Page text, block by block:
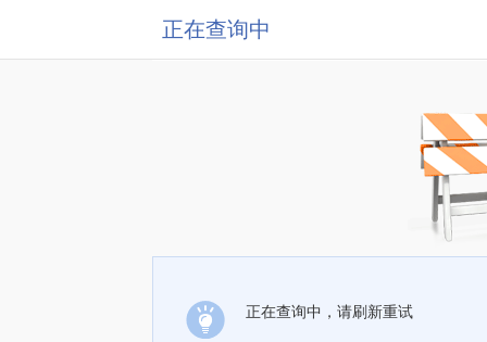
正在查询中
正在查询中，请刷新重试